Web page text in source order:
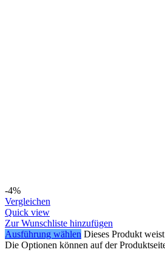
-4%
Vergleichen
Quick view
Zur Wunschliste hinzufügen
Ausführung wählen Dieses Produkt
Die Optionen können auf der